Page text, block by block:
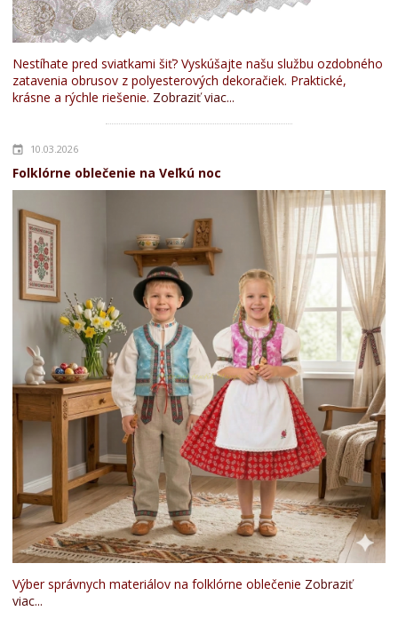
Nestíhate pred sviatkami šiť? Vyskúšajte našu službu ozdobného
zatavenia obrusov z polyesterových dekoračiek. Praktické,
krásne a rýchle riešenie. Zobraziť viac...
10.03.2026
Folklórne oblečenie na Veľkú noc
Výber správnych materiálov na folklórne oblečenie Zobraziť
viac...